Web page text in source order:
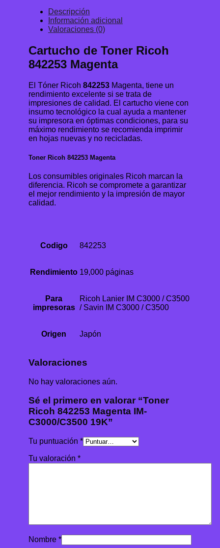
Descripción
Información adicional
Valoraciones (0)
Cartucho de Toner Ricoh
842253 Magenta
El Tóner Ricoh 842253 Magenta, tiene un
rendimiento excelente si se trata de
impresiones de calidad. El cartucho viene con
insumo tecnológico la cual ayuda a mantener
su impresora en óptimas condiciones, para su
máximo rendimiento se recomienda imprimir
en hojas nuevas y no recicladas.
Toner Ricoh 842253 Magenta
Los consumibles originales Ricoh marcan la
diferencia. Ricoh se compromete a garantizar
el mejor rendimiento y la impresión de mayor
calidad.
Codigo 842253
Rendimiento 19,000 páginas
Para
impresoras
Ricoh Lanier IM C3000 / C3500
/ Savin IM C3000 / C3500
Origen Japón
Valoraciones
No hay valoraciones aún.
Sé el primero en valorar “Toner
Ricoh 842253 Magenta IM-
C3000/C3500 19K”
Tu puntuación *
Tu valoración *
Nombre *